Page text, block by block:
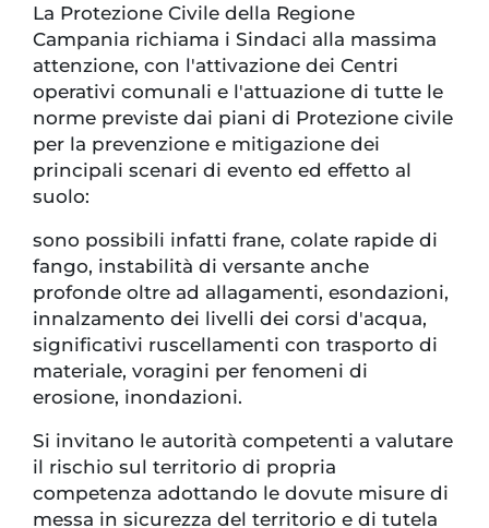
La Protezione Civile della Regione
Campania richiama i Sindaci alla massima
attenzione, con l'attivazione dei Centri
operativi comunali e l'attuazione di tutte le
norme previste dai piani di Protezione civile
per la prevenzione e mitigazione dei
principali scenari di evento ed effetto al
suolo:
sono possibili infatti frane, colate rapide di
fango, instabilità di versante anche
profonde oltre ad allagamenti, esondazioni,
innalzamento dei livelli dei corsi d'acqua,
significativi ruscellamenti con trasporto di
materiale, voragini per fenomeni di
erosione, inondazioni.
Si invitano le autorità competenti a valutare
il rischio sul territorio di propria
competenza adottando le dovute misure di
messa in sicurezza del territorio e di tutela